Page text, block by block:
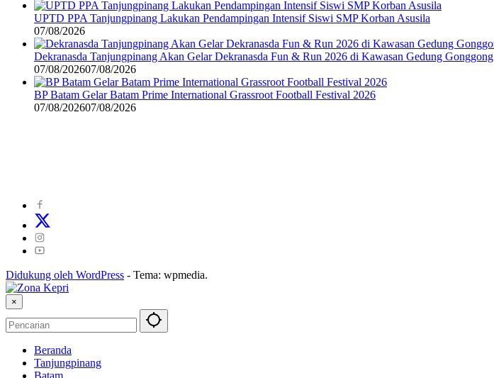
UPTD PPA Tanjungpinang Lakukan Pendampingan Intensif Siswi SMP Korban Asusila
07/08/2026
Dekranasda Tanjungpinang Akan Gelar Dekranasda Fun & Run 2026 di Kawasan Gedung Gonggong
07/08/202607/08/2026
BP Batam Gelar Batam Prime International Grassroot Football Festival 2026
07/08/202607/08/2026
Didukung oleh WordPress - Tema: wpmedia.
×
Beranda
Tanjungpinang
Batam